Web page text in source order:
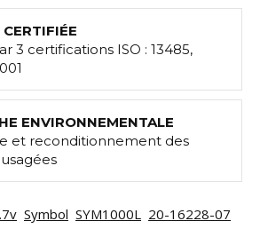
3 certifications ISO : 13485,
ENVIRONNEMENTALE
et reconditionnement des
Symbol SYM1000L 20-16228-07